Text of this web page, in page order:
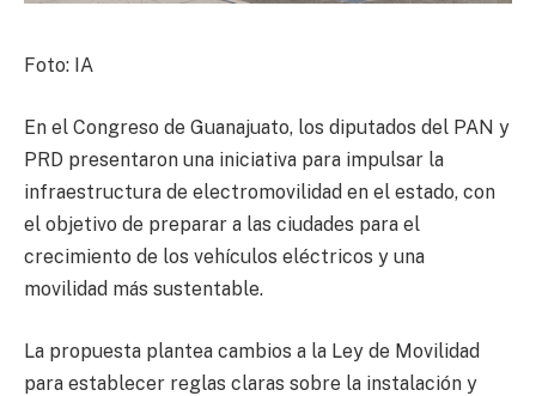
Foto: IA
En el Congreso de Guanajuato, los diputados del PAN y
PRD presentaron una iniciativa para impulsar la
infraestructura de electromovilidad en el estado, con
el objetivo de preparar a las ciudades para el
crecimiento de los vehículos eléctricos y una
movilidad más sustentable.
La propuesta plantea cambios a la Ley de Movilidad
para establecer reglas claras sobre la instalación y